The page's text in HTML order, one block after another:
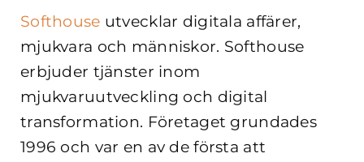
Softhouse utvecklar digitala affärer,
mjukvara och människor. Softhouse
erbjuder tjänster inom
mjukvaruutveckling och digital
transformation. Företaget grundades
1996 och var en av de första att